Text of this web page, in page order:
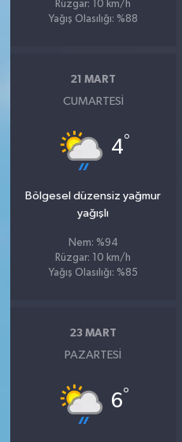
Rüzgar: 10 km/h
Yağış Olasılığı: %88
21 MART
CUMARTESI
4°
Bölgesel düzensiz yağmur
yağışlı
Nem: %94
Rüzgar: 10 km/h
Yağış Olasılığı: %85
23 MART
PAZARTESI
6°